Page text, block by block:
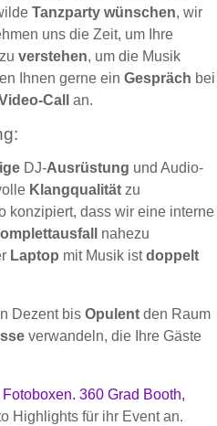
Tanzparty wünschen, wir
uns die Zeit, um Ihre
zu verstehen, um die Musik
Ihnen gerne ein Gespräch bei
Call an.
DJ-Ausrüstung und Audio-
Klangqualität zu
konzipiert, dass wir eine interne
nahezu
Laptop mit Musik istdoppelt
Dezent bis Opulent den Raum
verwandeln, die Ihre Gäste
Fotoboxen. 360 Grad Booth,
Highlights für ihr Event an.